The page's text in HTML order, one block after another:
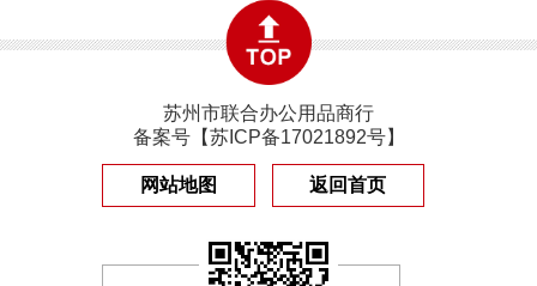
苏州市联合办公用品商行
备案号【苏ICP备17021892号】
网站地图 返回首页